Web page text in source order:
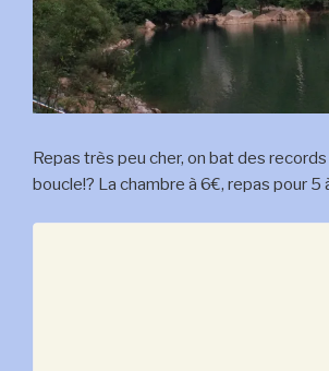
Repas très peu cher, on bat des
boucle!? La chambre à 6€, repas pour 5